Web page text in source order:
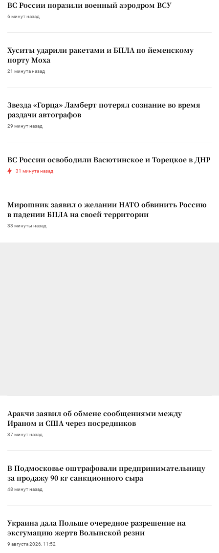
ВС России поразили военный аэродром ВСУ
6 минут назад
Хуситы ударили ракетами и БПЛА по йеменскому
порту Моха
21 минута назад
Звезда «Горца» Ламберт потерял сознание во время
раздачи автографов
29 минут назад
ВС России освободили Васютинское и Торецкое в ДНР
31 минута назад
Мирошник заявил о желании НАТО обвинить Россию
в падении БПЛА на своей территории
33 минуты назад
Аракчи заявил об обмене сообщениями между
Ираном и США через посредников
37 минут назад
В Подмосковье оштрафовали предпринимательницу
за продажу 90 кг санкционного сыра
48 минут назад
Украина дала Польше очередное разрешение на
эксгумацию жертв Волынской резни
9 августа 2026, 11:52